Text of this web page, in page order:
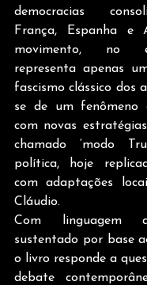
democracias
França, Espanha e
movimento, no
representa apenas
fascismo clássico dos
se de um fenômeno
com novas
chamado ‘modo
política, hoje
com adaptações
Cláudio.
Com linguagem
sustentado por base
o livro responde a
debate